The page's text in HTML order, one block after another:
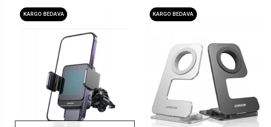
KARGO BEDAVA KARGO BEDAVA